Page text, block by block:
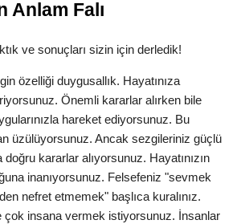
Anlam Falı
ve sonuçları sizin için derledik!
özelliği duygusallık. Hayatınıza
Önemli kararlar alırken bile
hareket ediyorsunuz. Bu
üzülüyorsunuz. Ancak sezgileriniz güçlü
kararlar alıyorsunuz. Hayatınızın
inanıyorsunuz. Felsefeniz "sevmek
nefret etmemek" başlıca kuralınız.
çok insana vermek istiyorsunuz. İnsanlar